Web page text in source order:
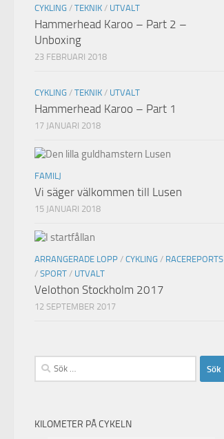
CYKLING / TEKNIK / UTVALT
Hammerhead Karoo – Part 2 –
Unboxing
23 FEBRUARI 2018
CYKLING / TEKNIK / UTVALT
Hammerhead Karoo – Part 1
17 JANUARI 2018
FAMILJ
Vi säger välkommen till Lusen
15 JANUARI 2018
ARRANGERADE LOPP / CYKLING / RACEREPORTS
/ SPORT / UTVALT
Velothon Stockholm 2017
12 SEPTEMBER 2017
Sök
efter:
KILOMETER PÅ CYKELN